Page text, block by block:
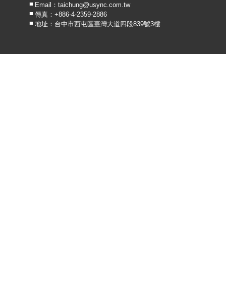
Email：taichung@usync.com.tw
傳真：+886-4-2359-2886
地址：台中市西屯區臺灣大道四段839號3樓